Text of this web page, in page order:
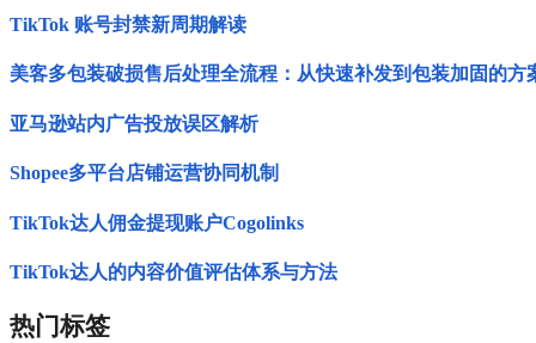
TikTok 账号封禁新周期解读
美客多包装破损售后处理全流程：从快速补发到包装加固的方
亚马逊站内广告投放误区解析
Shopee多平台店铺运营协同机制
TikTok达人佣金提现账户Cogolinks
TikTok达人的内容价值评估体系与方法
热门标签